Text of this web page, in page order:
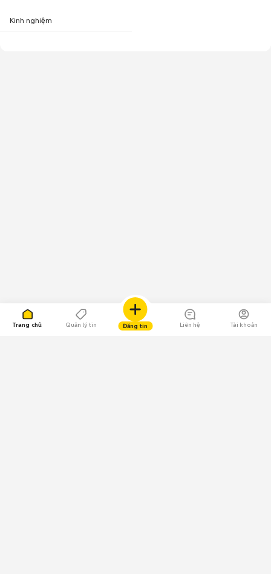
Trang chủ Quản lý tin Đăng tin Liên hệ Tài khoản
Kinh nghiệm